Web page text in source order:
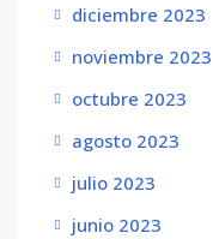
diciembre 2023
noviembre 2023
octubre 2023
agosto 2023
julio 2023
junio 2023